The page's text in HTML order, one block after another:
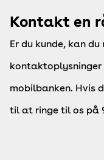
Kontakt en
Er du kunde, kan
kontaktoplysninger
mobilbanken. Hvis
til at ringe til os på